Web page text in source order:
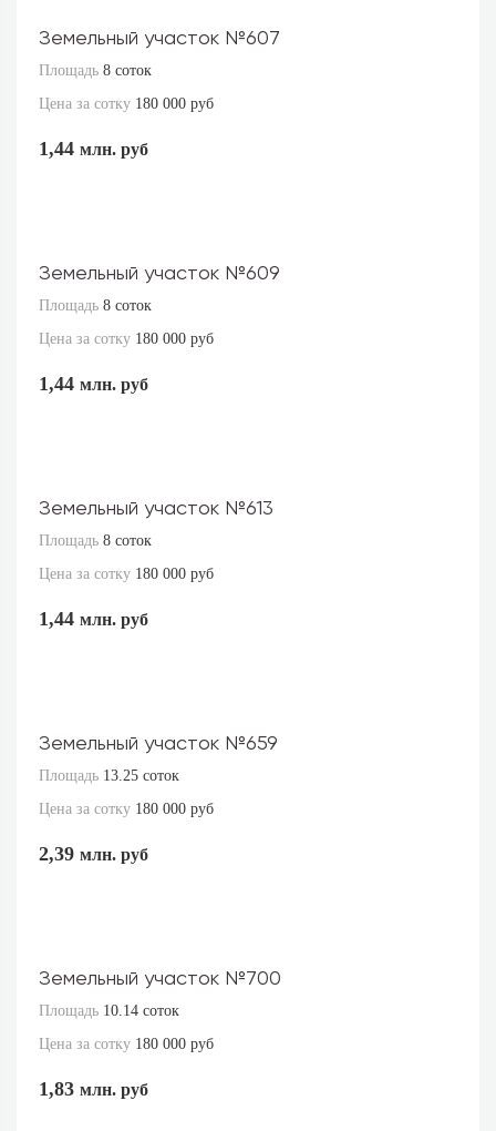
Земельный участок №607
Площадь 8 соток
Цена за сотку 180 000 руб
1,44 млн. руб
Земельный участок №609
Площадь 8 соток
Цена за сотку 180 000 руб
1,44 млн. руб
Земельный участок №613
Площадь 8 соток
Цена за сотку 180 000 руб
1,44 млн. руб
Земельный участок №659
Площадь 13.25 соток
Цена за сотку 180 000 руб
2,39 млн. руб
Земельный участок №700
Площадь 10.14 соток
Цена за сотку 180 000 руб
1,83 млн. руб